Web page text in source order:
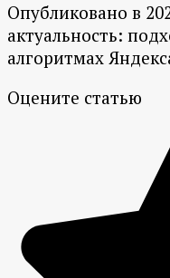
Опубликовано в
актуальность:
алгоритмах
Оцените статью